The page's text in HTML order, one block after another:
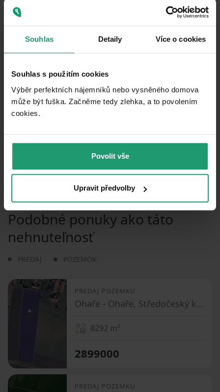
Souhlas Detaily Více o cookies
Souhlas s použitím cookies
Výběr perfektních nájemníků nebo vysněného domova
může být fuška. Začněme tedy zlehka, a to povolením
cookies.​
Povolit vše
Upravit předvolby
MapLibre|© OpenMapTiles © OpenStreetMap contributors
Vzdialenosť k:
Podobné ponuky ako táto
nehnuteľnosť
PREDAJ POZEMOK
PREDAJ POZEMKU
Ohaře - Ohaře, Středočeský kraj
8292 m²
2899000
PREDAJ POZEMKU